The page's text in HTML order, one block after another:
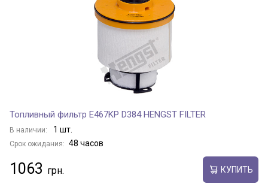
Топливный фильтр E467KP D384 HENGST FILTER
В наличии: 1 шт.
Срок ожидания: 48 часов
1063 КУПИТЬ